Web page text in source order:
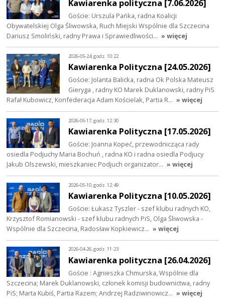
Kawiarenka polityczna [7.06.2026]
Goście: Urszula Pańka, radna Koalicji
Obywatelskiej Olga Śliwowska, Ruch Miejski Wspólnie dla Szczecina
Dariusz Smoliński, radny Prawa i Sprawiedliwości… » więcej
2026-05-24, godz. 10:22
Kawiarenka Polityczna [24.05.2026]
Goście: Jolanta Balicka, radna Ok Polska Mateusz
Gieryga , radny KO Marek Duklanowski, radny PiS
Rafał Kubowicz, Konfederacja Adam Kościelak, Partia R… » więcej
2026-05-17, godz. 12:30
Kawiarenka Polityczna [17.05.2026]
Goście: Joanna Kopeć, przewodnicząca rady
osiedla Podjuchy Maria Bochuń , radna KO i radna osiedla Podjucy
Jakub Olszewski, mieszkaniec Podjuch organizator… » więcej
2026-05-10, godz. 12:49
Kawiarenka Polityczna [10.05.2026]
Goście: Łukasz Tyszler - szef klubu radnych KO,
Krzysztof Romianowski - szef klubu radnych PiS, Olga Śliwowska -
Wspólnie dla Szczecina, Radosław Kopkiewicz… » więcej
2026-04-26, godz. 11:23
Kawiarenka polityczna [26.04.2026]
Goście : Agnieszka Chmurska, Wspólnie dla
Szczecina; Marek Duklanowski, członek komisji budownictwa, radny
PiS; Marta Kubiś, Partia Razem; Andrzej Radziwinowicz… » więcej